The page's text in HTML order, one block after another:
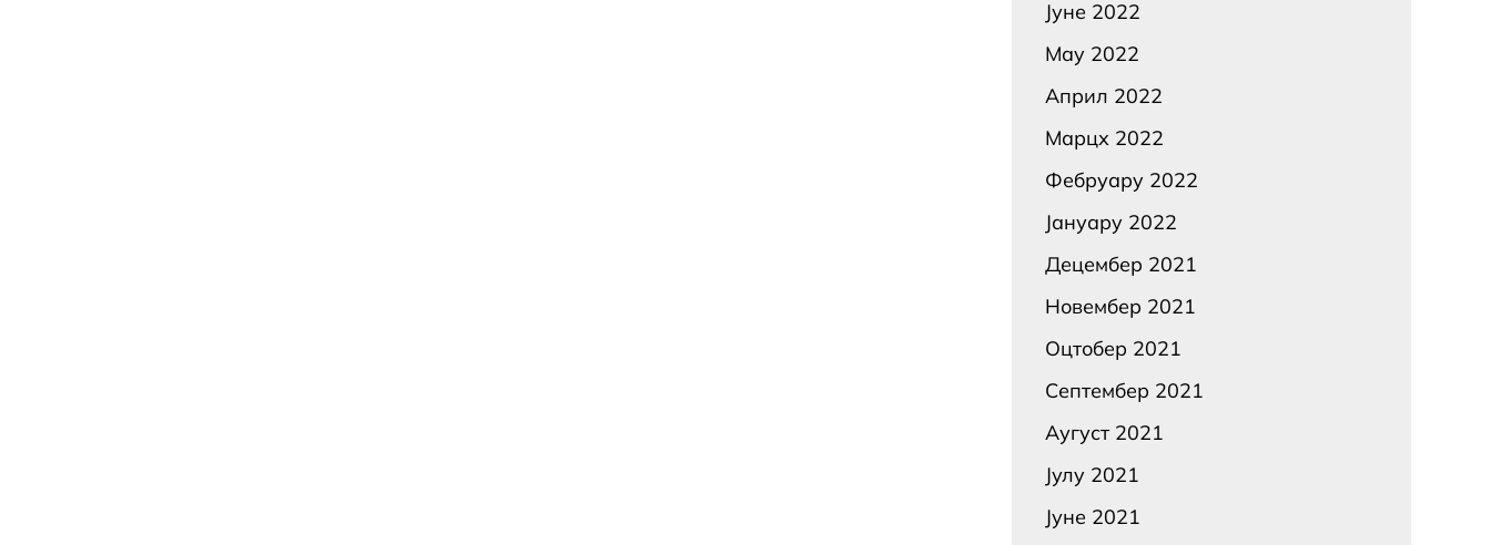
Јуне 2022
Маy 2022
Април 2022
Марцх 2022
Фебруарy 2022
Јануарy 2022
Децембер 2021
Новембер 2021
Оцтобер 2021
Септембер 2021
Аугуст 2021
Јулy 2021
Јуне 2021